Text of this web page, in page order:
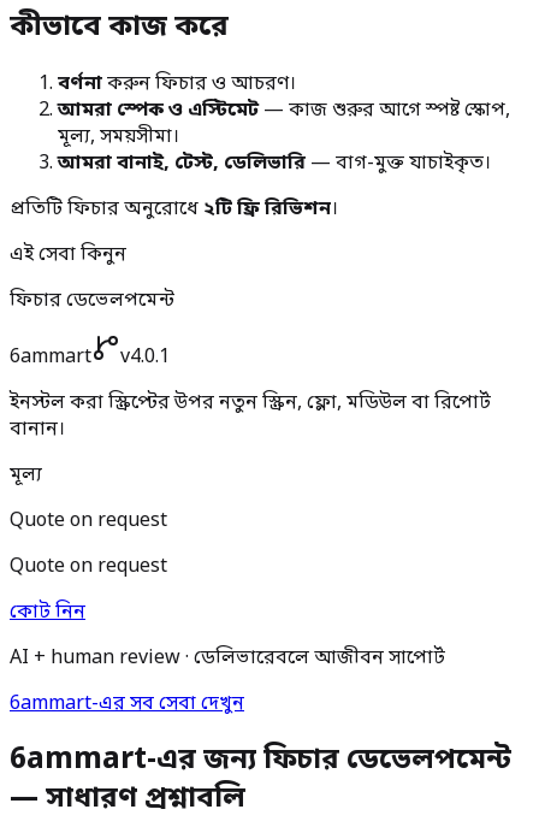
কীভাবে কাজ করে
বর্ণনাকরুন ফিচার ও আচরণ।
আমরা স্পেক ও এস্টিমেট— কাজ শুরুর আগে স্পষ্ট স্কোপ,
মূল্য, সময়সীমা।
আমরা বানাই, টেস্ট, ডেলিভারি — বাগ-মুক্ত যাচাইকৃত।
প্রতিটি ফিচার অনুরোধে ২টি ফ্রি রিভিশন।
এই সেবা কিনুন
ফিচার ডেভেলপমেন্ট
6ammart
v4.0.1
ইনস্টল করা স্ক্রিপ্টের উপর নতুন স্ক্রিন, ফ্লো, মডিউল বা রিপোর্ট
বানান।
মূল্য
Quote on request
Quote on request
কোট নিন
AI + human review · ডেলিভারেবলে আজীবন সাপোর্ট
6ammart-এর সব সেবা দেখুন
6ammart-এর জন্য ফিচার ডেভেলপমেন্ট
— সাধারণ প্রশ্নাবলি